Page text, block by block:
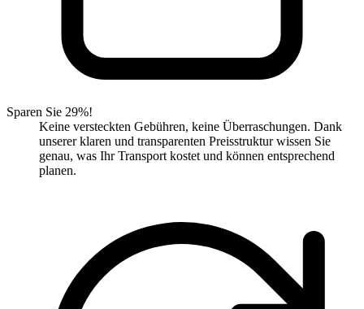
Sparen Sie 29%!
Keine versteckten Gebühren, keine Überraschungen. Dank
unserer klaren und transparenten Preisstruktur wissen Sie
genau, was Ihr Transport kostet und können entsprechend
planen.